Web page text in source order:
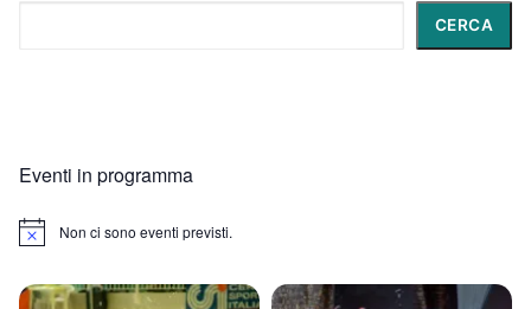
CERCA
Eventi in programma
Notice Non ci sono eventi previsti.